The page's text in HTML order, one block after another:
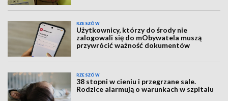
RZESZÓW
Użytkownicy, którzy do środy nie
zalogowali się do mObywatela muszą
przywrócić ważność dokumentów
RZESZÓW
38 stopni w cieniu i przegrzane sale.
Rodzice alarmują o warunkach w szpitalu